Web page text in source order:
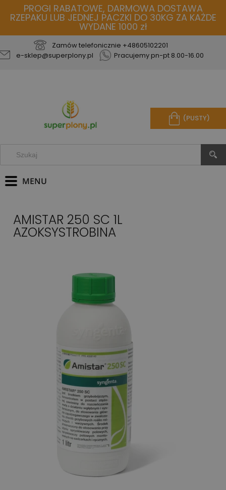
PROGI RABATOWE, DARMOWA DOSTAWA
RZEPAKU LUB JEDNEJ PACZKI DO 30KG ZA KAŻDE
WYDANE 1000 zł
Zamów telefonicznie +48605102201
e-sklep@superplony.pl
Pracujemy pn-pt 8.00-16.00
(PUSTY)
AMISTAR 250 SC 1L
AZOKSYSTROBINA